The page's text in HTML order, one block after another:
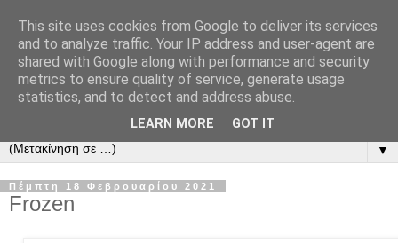
▼
Πέμπτη 18 Φεβρουαρίου 2021
Frozen
This site uses cookies from Google to deliver its services
and to analyze traffic. Your IP address and user-agent are
shared with Google along with performance and security
metrics to ensure quality of service, generate usage
statistics, and to detect and address abuse.
LEARN MORE GOT IT